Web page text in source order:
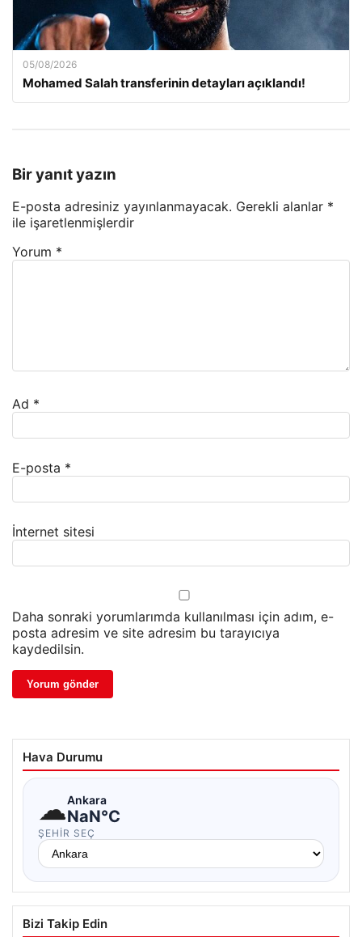
05/08/2026
Mohamed Salah transferinin detayları açıklandı!
Bir yanıt yazın
E-posta adresiniz yayınlanmayacak. Gerekli alanlar *
ile işaretlenmişlerdir
Yorum *
Ad *
E-posta *
İnternet sitesi
Daha sonraki yorumlarımda kullanılması için adım, e-
posta adresim ve site adresim bu tarayıcıya
kaydedilsin.
Hava Durumu
☁Ankara
NaN°C
ŞEHIR SEÇ
Bizi Takip Edin